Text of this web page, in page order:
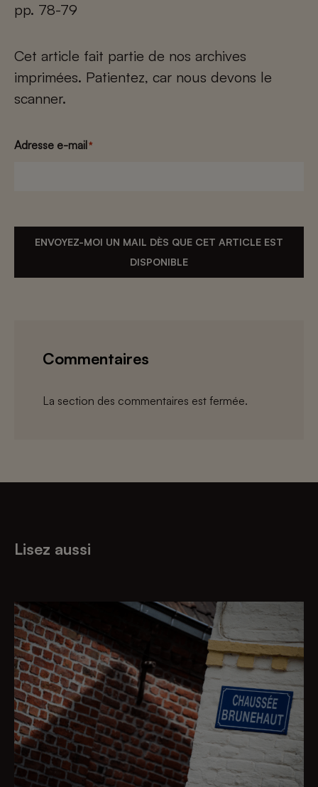
pp. 78-79
Cet article fait partie de nos archives
imprimées. Patientez, car nous devons le
scanner.
Adresse e-mail*
ENVOYEZ-MOI UN MAIL DÈS QUE CET ARTICLE EST
DISPONIBLE
Commentaires
La section des commentaires est fermée.
Lisez aussi